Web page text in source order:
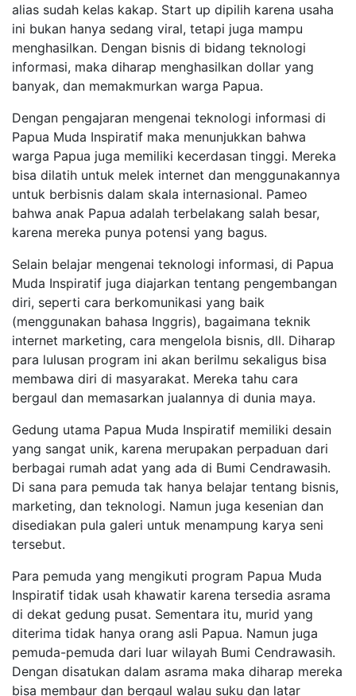
alias sudah kelas kakap. Start up dipilih karena usaha
ini bukan hanya sedang viral, tetapi juga mampu
menghasilkan. Dengan bisnis di bidang teknologi
informasi, maka diharap menghasilkan dollar yang
banyak, dan memakmurkan warga Papua.
Dengan pengajaran mengenai teknologi informasi di
Papua Muda Inspiratif maka menunjukkan bahwa
warga Papua juga memiliki kecerdasan tinggi. Mereka
bisa dilatih untuk melek internet dan menggunakannya
untuk berbisnis dalam skala internasional. Pameo
bahwa anak Papua adalah terbelakang salah besar,
karena mereka punya potensi yang bagus.
Selain belajar mengenai teknologi informasi, di Papua
Muda Inspiratif juga diajarkan tentang pengembangan
diri, seperti cara berkomunikasi yang baik
(menggunakan bahasa Inggris), bagaimana teknik
internet marketing, cara mengelola bisnis, dll. Diharap
para lulusan program ini akan berilmu sekaligus bisa
membawa diri di masyarakat. Mereka tahu cara
bergaul dan memasarkan jualannya di dunia maya.
Gedung utama Papua Muda Inspiratif memiliki desain
yang sangat unik, karena merupakan perpaduan dari
berbagai rumah adat yang ada di Bumi Cendrawasih.
Di sana para pemuda tak hanya belajar tentang bisnis,
marketing, dan teknologi. Namun juga kesenian dan
disediakan pula galeri untuk menampung karya seni
tersebut.
Para pemuda yang mengikuti program Papua Muda
Inspiratif tidak usah khawatir karena tersedia asrama
di dekat gedung pusat. Sementara itu, murid yang
diterima tidak hanya orang asli Papua. Namun juga
pemuda-pemuda dari luar wilayah Bumi Cendrawasih.
Dengan disatukan dalam asrama maka diharap mereka
bisa membaur dan bergaul walau suku dan latar